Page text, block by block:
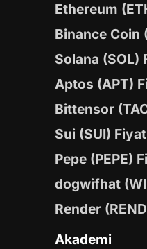
Ethereum
Binance Coin
Solana (SOL)
Aptos (APT)
Bittensor
Sui (SUI)
Pepe (PEPE)
dogwifhat
Render
Akademi